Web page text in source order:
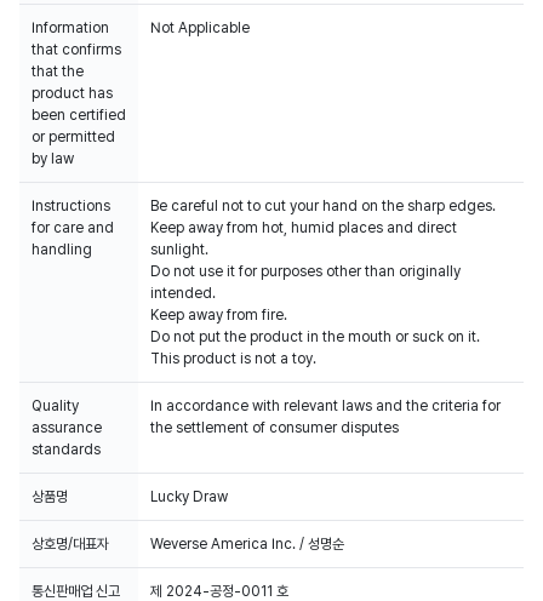
Information
that confirms
that the
product has
been certified
or permitted
by law
Not Applicable
Instructions
for care and
handling
Be careful not to cut your hand on the sharp edges.
Keep away from hot, humid places and direct
sunlight.
Do not use it for purposes other than originally
intended.
Keep away from fire.
Do not put the product in the mouth or suck on it.
This product is not a toy.
Quality
assurance
standards
In accordance with relevant laws and the criteria for
the settlement of consumer disputes
상품명 Lucky Draw
상호명/대표자 Weverse America Inc. / 성명순
통신판매업 신고 제 2024-공정-0011 호